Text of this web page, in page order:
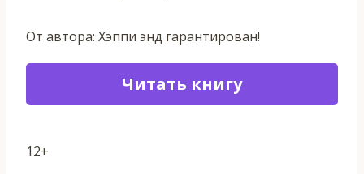
От автора: Хэппи энд гарантирован!
Читать книгу
12+